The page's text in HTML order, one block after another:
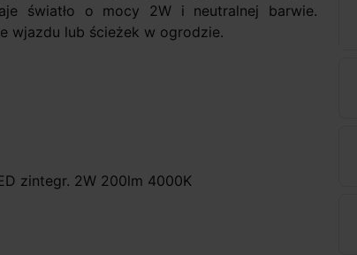
światło o mocy 2W i neutralnej barwie.
wjazdu lub ścieżek w ogrodzie.
zintegr. 2W 200lm 4000K